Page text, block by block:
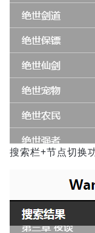
搜索栏+节点切换